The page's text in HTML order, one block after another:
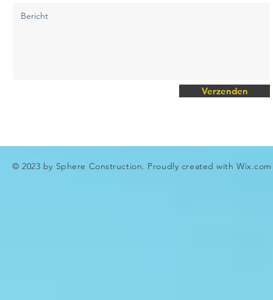
Verzenden
© 2023 by Sphere Construction. Proudly created withWix.com